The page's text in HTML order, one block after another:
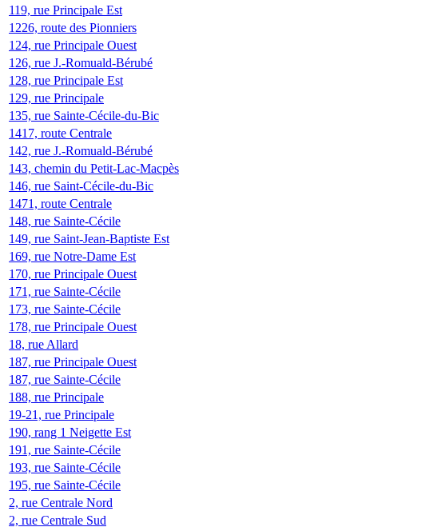
119, rue Principale Est
1226, route des Pionniers
124, rue Principale Ouest
126, rue J.-Romuald-Bérubé
128, rue Principale Est
129, rue Principale
135, rue Sainte-Cécile-du-Bic
1417, route Centrale
142, rue J.-Romuald-Bérubé
143, chemin du Petit-Lac-Macpès
146, rue Saint-Cécile-du-Bic
1471, route Centrale
148, rue Sainte-Cécile
149, rue Saint-Jean-Baptiste Est
169, rue Notre-Dame Est
170, rue Principale Ouest
171, rue Sainte-Cécile
173, rue Sainte-Cécile
178, rue Principale Ouest
18, rue Allard
187, rue Principale Ouest
187, rue Sainte-Cécile
188, rue Principale
19-21, rue Principale
190, rang 1 Neigette Est
191, rue Sainte-Cécile
193, rue Sainte-Cécile
195, rue Sainte-Cécile
2, rue Centrale Nord
2, rue Centrale Sud